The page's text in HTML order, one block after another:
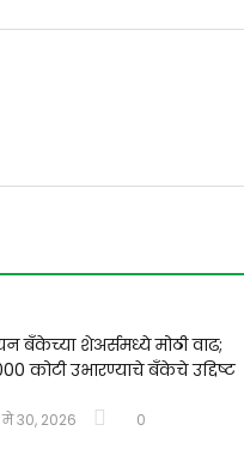
मे 30, 2026 0